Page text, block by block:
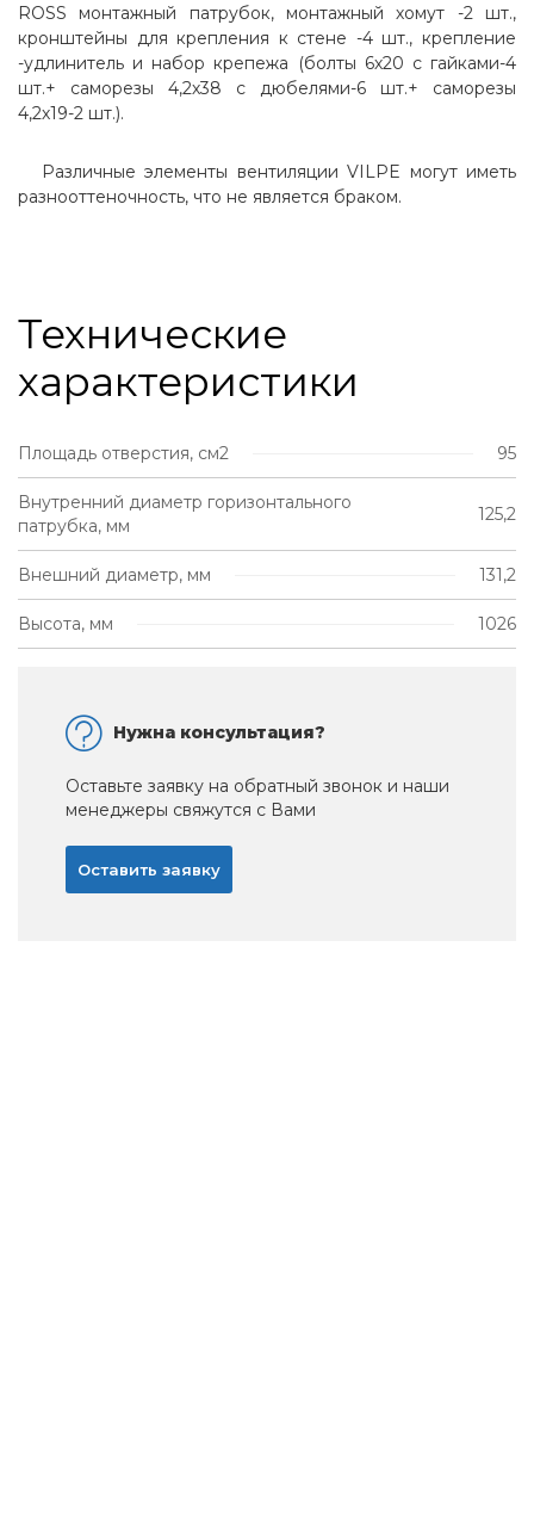
ROSS монтажный патрубок, монтажный хомут -2 шт.,
кронштейны для крепления к стене -4 шт., крепление
-удлинитель и набор крепежа (болты 6х20 с гайками-4
шт.+ саморезы 4,2х38 с дюбелями-6 шт.+ саморезы
4,2х19-2 шт.).
Различные элементы вентиляции VILPE могут иметь
разнооттеночность, что не является браком.
Технические
характеристики
Площадь отверстия, см2 95
Внутренний диаметр горизонтального
патрубка, мм
125,2
Внешний диаметр, мм 131,2
Высота, мм 1026
Нужна консультация?
Оставьте заявку на обратный звонок и наши
менеджеры свяжутся с Вами
Оставить заявку